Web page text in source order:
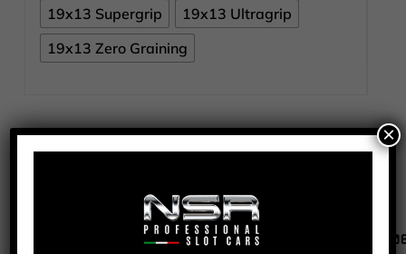
19x13 Supergrip
19x13 Ultragrip
19x13 Zero Graining
9050/9038/9044/9067/9051/9039/9045/
×